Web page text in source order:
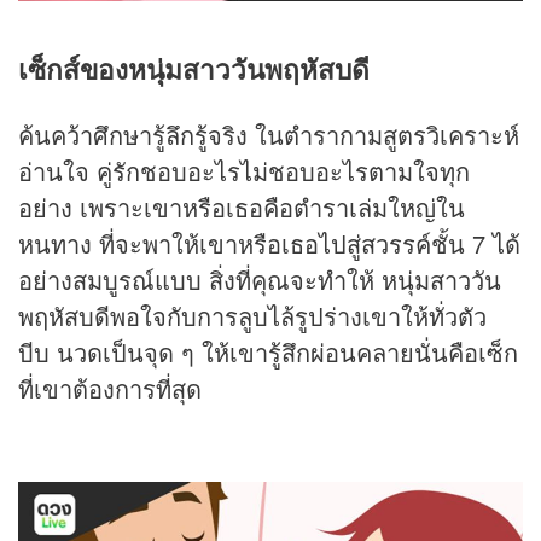
เซ็กส์ของหนุ่มสาววันพฤหัสบดี
ค้นคว้าศึกษารู้ลึกรู้จริง ในตํารากามสูตรวิเคราะห์
อ่านใจ คู่รักชอบอะไรไม่ชอบอะไรตามใจทุก
อย่าง เพราะเขาหรือเธอคือตำราเล่มใหญ่ใน
หนทาง ที่จะพาให้เขาหรือเธอไปสู่สวรรค์ชั้น 7 ได้
อย่างสมบูรณ์แบบ สิ่งที่คุณจะทำให้ หนุ่มสาววัน
พฤหัสบดีพอใจกับการลูบไล้รูปร่างเขาให้ทั่วตัว
บีบ นวดเป็นจุด ๆ ให้เขารู้สึกผ่อนคลายนั่นคือเซ็ก
ที่เขาต้องการที่สุด